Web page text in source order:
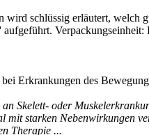
wird schlüssig erläutert, welch
Verpackungseinheit:
Erkrankungen des
Skelett- oder
mit starken Nebenwirkungen
Therapie ...